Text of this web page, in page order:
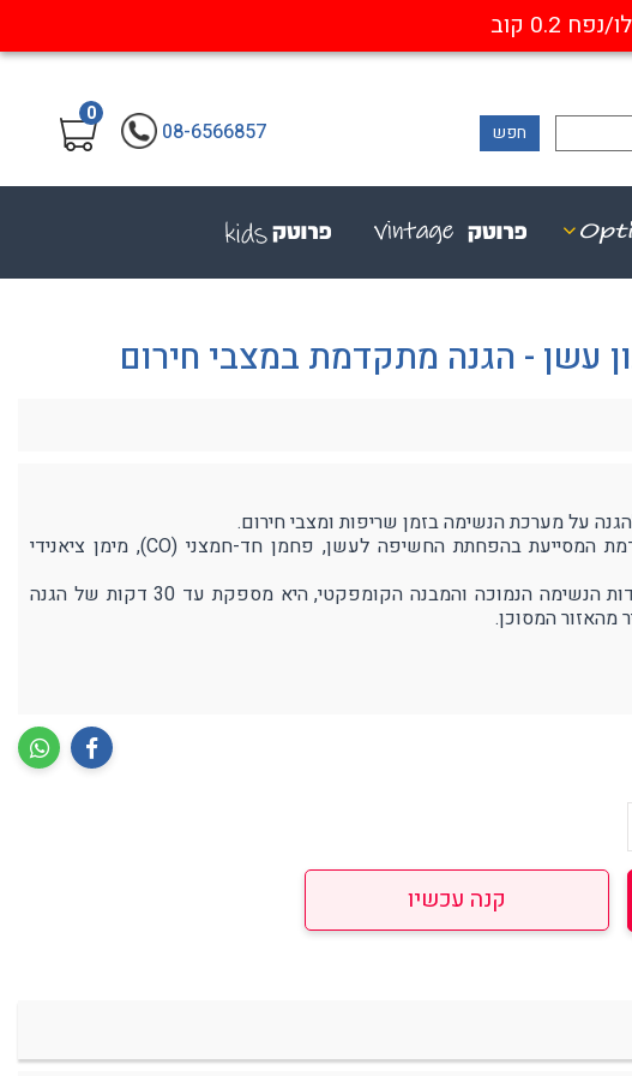
חפש
0
08-6566857
עשן - הגנה מתקדמת במצבי חירום
על מערכת הנשימה בזמן שריפות ומצבי חירום.
המסכה מצוידת במערכת סינון מתקדמת המסייעת בהפחתת החשיפה לעשן, פחמן חד-חמצני (CO), מימן ציאנידי
בזכות חומרי הגלם חסיני האש, התנגדות הנשימה הנמוכה והמבנה הקומפקטי, היא מספקת עד 30 דקות של הגנה
מהאזור המסוכן.
קנה עכשיו